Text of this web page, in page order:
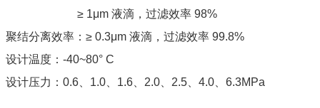
≥ 1μm 液滴，过滤效率 98%
聚结分离效率：≥ 0.3μm 液滴，过滤效率 99.8%
设计温度：-40~80° C
设计压力：0.6、1.0、1.6、2.0、2.5、4.0、6.3MPa